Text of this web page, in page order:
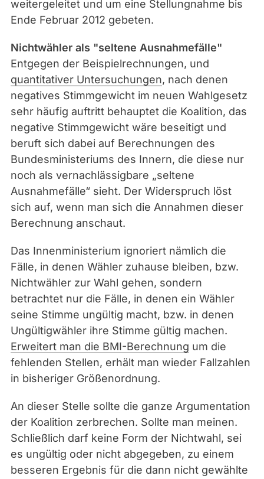
weitergeleitet und um eine Stellungnahme bis
Ende Februar 2012 gebeten.
Nichtwähler als "seltene Ausnahmefälle"
Entgegen der Beispielrechnungen, und
quantitativer Untersuchungen, nach denen
negatives Stimmgewicht im neuen Wahlgesetz
sehr häufig auftritt behauptet die Koalition, das
negative Stimmgewicht wäre beseitigt und
beruft sich dabei auf Berechnungen des
Bundesministeriums des Innern, die diese nur
noch als vernachlässigbare „seltene
Ausnahmefälle“ sieht. Der Widerspruch löst
sich auf, wenn man sich die Annahmen dieser
Berechnung anschaut.
Das Innenministerium ignoriert nämlich die
Fälle, in denen Wähler zuhause bleiben, bzw.
Nichtwähler zur Wahl gehen, sondern
betrachtet nur die Fälle, in denen ein Wähler
seine Stimme ungültig macht, bzw. in denen
Ungültigwähler ihre Stimme gültig machen.
Erweitert man die BMI-Berechnung um die
fehlenden Stellen, erhält man wieder Fallzahlen
in bisheriger Größenordnung.
An dieser Stelle sollte die ganze Argumentation
der Koalition zerbrechen. Sollte man meinen.
Schließlich darf keine Form der Nichtwahl, sei
es ungültig oder nicht abgegeben, zu einem
besseren Ergebnis für die dann nicht gewählte